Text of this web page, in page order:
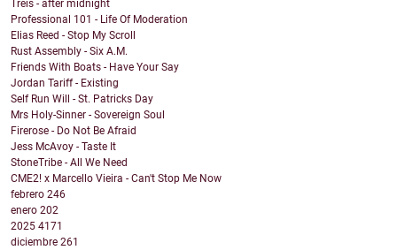
Treis - after midnight
Professional 101 - Life Of Moderation
Elias Reed - Stop My Scroll
Rust Assembly - Six A.M.
Friends With Boats - Have Your Say
Jordan Tariff - Existing
Self Run Will - St. Patricks Day
Mrs Holy-Sinner - Sovereign Soul
Firerose - Do Not Be Afraid
Jess McAvoy - Taste It
StoneTribe - All We Need
CME2! x Marcello Vieira - Can't Stop Me Now
febrero 246
enero 202
2025 4171
diciembre 261